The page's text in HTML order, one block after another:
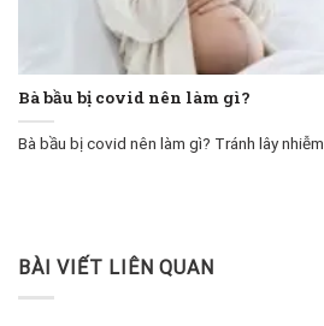
BÀI VIẾT LIÊN QUAN
Bà bầu bị covid nên làm gì?
Bà bầu bị covid nên làm gì? Tránh lây